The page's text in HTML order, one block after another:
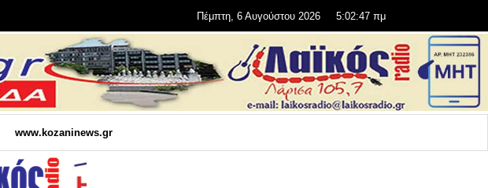
Πέμπτη, 6 Αυγούστου 2026 5:02:48 πμ
www.kozaninews.gr